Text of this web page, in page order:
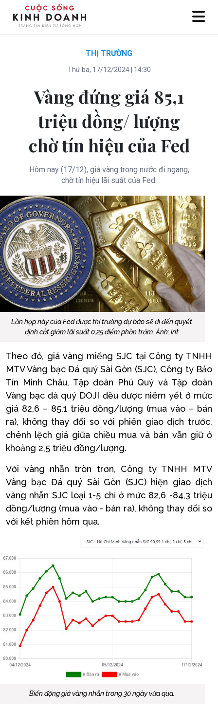
THỊ TRƯỜNG
Thứ ba, 17/12/2024 | 14:30
Vàng đứng giá 85,1
triệu đồng/ lượng
chờ tín hiệu của Fed
Hôm nay (17/12), giá vàng trong nước đi ngang,
chờ tín hiệu lãi suất của Fed.
Lần họp này của Fed được thị trường dự báo sẽ đi đến quyết
định cắt giảm lãi suất 0,25 điểm phần trăm. Ảnh: int
Theo đó, giá vàng miếng SJC tại Công ty TNHH
MTV Vàng bạc Đá quý Sài Gòn (SJC), Công ty Bảo
Tín Minh Châu, Tập đoàn Phú Quý và Tập đoàn
Vàng bạc đá quý DOJI đều được niêm yết ở mức
giá 82,6 – 85,1 triệu đồng/lượng (mua vào – bán
ra), không thay đổi so với phiên giao dịch trước,
chênh lệch giá giữa chiều mua và bán vẫn giữ ở
khoảng 2,5 triệu đồng/lượng.
Với vàng nhẫn tròn trơn, Công ty TNHH MTV
Vàng bạc Đá quý Sài Gòn (SJC) hiện giao dịch
vàng nhẫn SJC loại 1-5 chỉ ở mức 82,6 -84,3 triệu
đồng/lượng (mua vào - bán ra), không thay đổi so
với kết phiên hôm qua.
Biến động giá vàng nhẫn trong 30 ngày vừa qua.